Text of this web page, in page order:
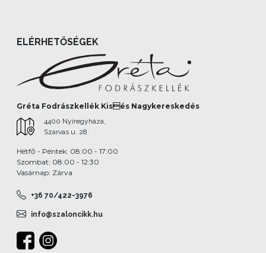
ELÉRHETŐSÉGEK
Gréta Fodrászkellék Kisés Nagykereskedés
4400 Nyíregyháza,
Szarvas u. 28.
Hétfő - Péntek: 08:00 - 17:00
Szombat: 08:00 - 12:30
Vasárnap: Zárva
+36 70/422-3976
info@szaloncikk.hu